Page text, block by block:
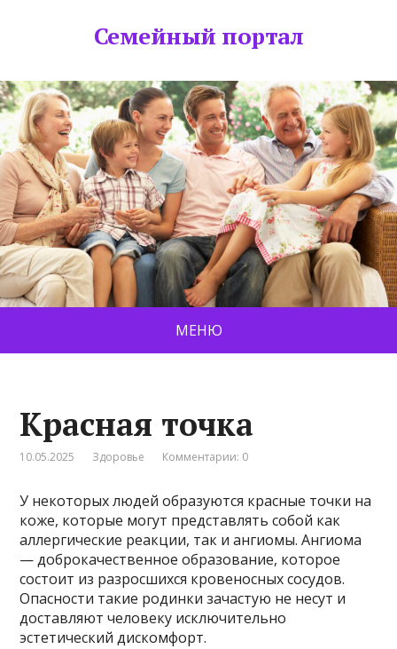
Семейный портал
МЕНЮ
Красная точка
10.05.2025 Здоровье Комментарии: 0
У некоторых людей образуются красные точки на
коже, которые могут представлять собой как
аллергические реакции, так и ангиомы. Ангиома
— доброкачественное образование, которое
состоит из разросшихся кровеносных сосудов.
Опасности такие родинки зачастую не несут и
доставляют человеку исключительно
эстетический дискомфорт.